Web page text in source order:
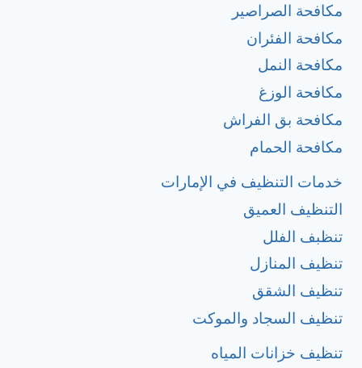
مكافحة الصراصير
مكافحة الفئران
مكافحة النمل
مكافحة الوزغ
مكافحة بق الفراش
مكافحة الحمام
خدمات التنظيف في الإمارات
التنظيف العميق
تنظبف الفلل
تنظيف المنازل
تنظيف الشقق
تنظيف السجاد والموكت
تنظيف خزانات المياه